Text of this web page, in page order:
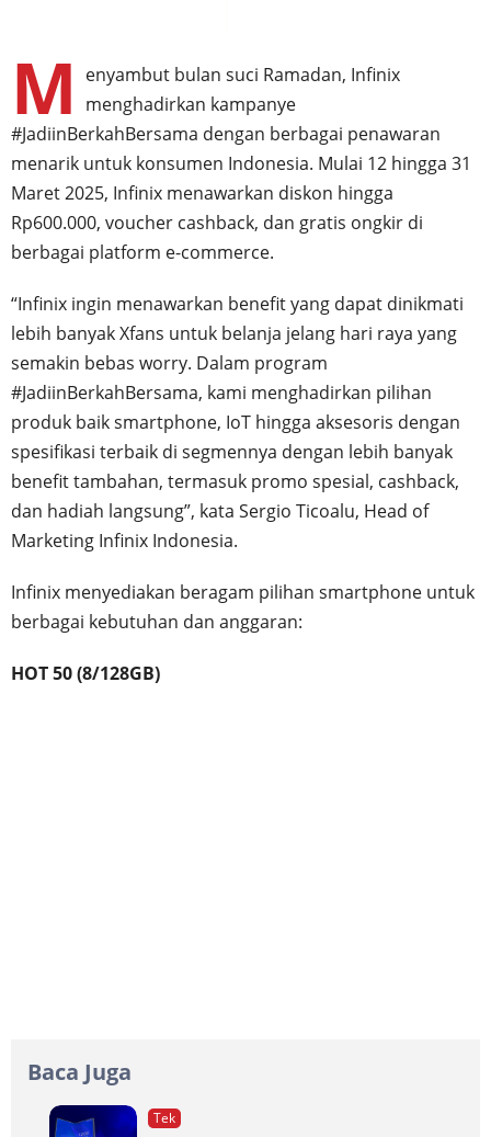
M
enyambut bulan suci Ramadan, Infinix
menghadirkan kampanye
#JadiinBerkahBersama dengan berbagai penawaran
menarik untuk konsumen Indonesia. Mulai 12 hingga 31
Maret 2025, Infinix menawarkan diskon hingga
Rp600.000, voucher cashback, dan gratis ongkir di
berbagai platform e-commerce.
“Infinix ingin menawarkan benefit yang dapat dinikmati
lebih banyak Xfans untuk belanja jelang hari raya yang
semakin bebas worry. Dalam program
#JadiinBerkahBersama, kami menghadirkan pilihan
produk baik smartphone, IoT hingga aksesoris dengan
spesifikasi terbaik di segmennya dengan lebih banyak
benefit tambahan, termasuk promo spesial, cashback,
dan hadiah langsung”, kata Sergio Ticoalu, Head of
Marketing Infinix Indonesia.
Infinix menyediakan beragam pilihan smartphone untuk
berbagai kebutuhan dan anggaran:
HOT 50 (8/128GB)
Baca Juga
Tek